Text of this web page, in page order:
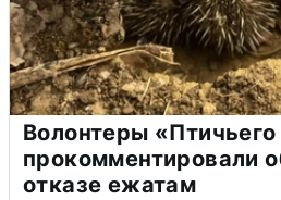
Волонтеры
прокомментировали
отказе ежатам